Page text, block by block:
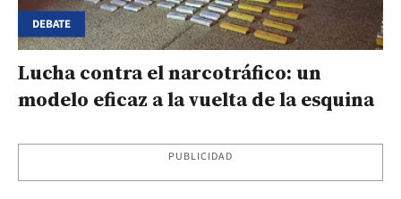
DEBATE
Lucha contra el narcotráfico: un
modelo eficaz a la vuelta de la esquina
PUBLICIDAD